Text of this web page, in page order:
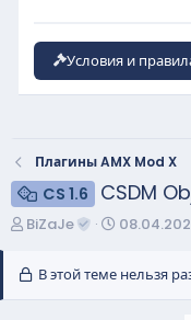
Условия и
Плагины AMX Mod X
CS 1.6 CSDM
А
т
о
BiZaJe
Д
т
В этой теме нельзя